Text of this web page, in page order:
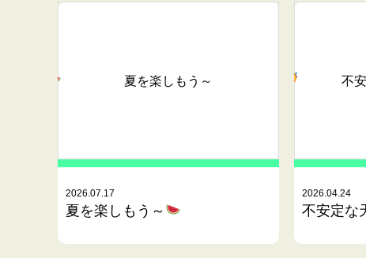
夏を楽しもう～
2026.07.17
夏を楽しもう～
不
2026.04.24
不安定な